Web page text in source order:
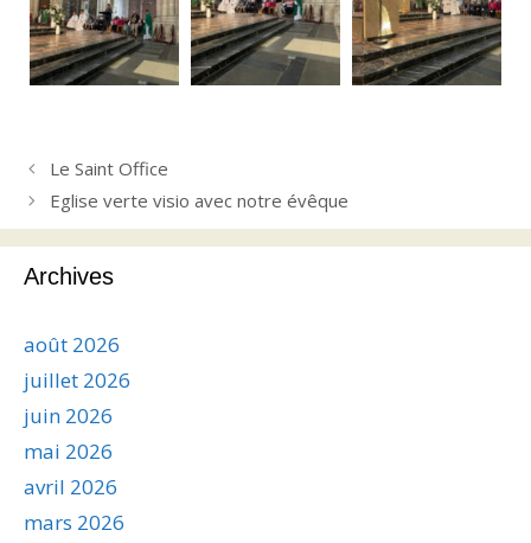
Le Saint Office
Eglise verte visio avec notre évêque
Archives
août 2026
juillet 2026
juin 2026
mai 2026
avril 2026
mars 2026